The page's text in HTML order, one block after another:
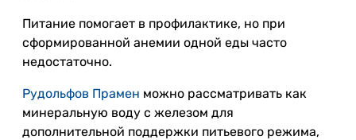
Питание помогает в профилактике, но при
сформированной анемии одной еды часто
недостаточно.
Рудольфов Прамен можно рассматривать как
минеральную воду с железом для
дополнительной поддержки питьевого режима,